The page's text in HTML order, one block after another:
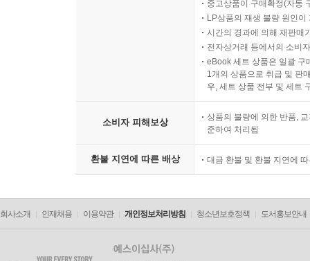
중고상품이 구매확정(자동
LP상품의 재생 불량 원인
시간의 경과에 의해 재판매
전자상거래 등에서의 소비
eBook 세트 상품은 일괄 구
1개의 상품으로 취급 및 판
우, 세트 상품 전부 및 세트
소비자 피해보상
상품의 불량에 의한 반품,
준하여 처리됨
환불 지연에 따른 배상 대금 환불 및 환불 지연에
회사소개 인재채용 이용약관 개인정보처리방침 청소년보호정책 도서홍보안내